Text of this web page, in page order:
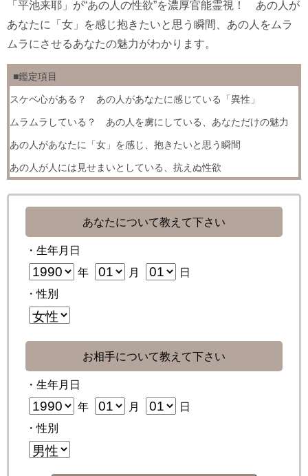
「平池来耶」が“あの人の性欲”を濃厚官能霊視！ あの人が
あなたに「女」を感じ抱きたいと思う瞬間、あの人をムラ
ムラにさせるあなたの魅力がわかります。
■鑑定項目
スケベ心がある？ あの人があなたに感じている「異性」
ムラムラしている？ あの人を虜にしている、あなただけの魅力
あの人があなたに「女」を感じ、抱きたいと思う瞬間
あの人が人には見せまいとしている、抗えぬ性欲
あなたについて教えて下さい
・生年月日
年 月
日
・性別
お相手について教えて下さい
・生年月日
年 月
日
・性別